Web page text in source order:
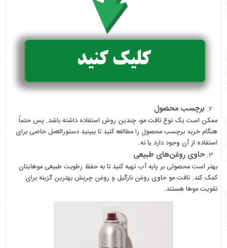
برچسب محصول
ممکن است یک نوع تافت مو، چندین روش استفاده داشته باشد. پس حتماً
هنگام خرید برچسب محصول را مطالعه کنید تا ببینید دستورالعمل خاصی برای
استفاده از آن وجود دارد یا نه.
حاوی روغن‌های طبیعی
بهتر است محصولی بر پایه آب تهیه کنید تا به حفظ رطوبت طبیعی موهایتان
کمک کند. تافت مو حاوی روغن نارگیل و روغن چریش بهترین گزینه برای
تقویت موها هستند.